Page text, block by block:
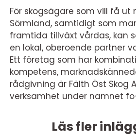
För skogsägare som vill få ut
Sörmland, samtidigt som
framtida tillväxt vårdas, kan
en lokal, oberoende partner
Ett företag som har
kompetens,
rådgivning är Fälth Öst Skog
verksamhet under namnet
Läs fler